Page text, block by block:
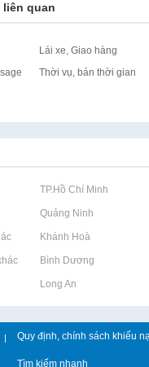
liên quan
Lái xe, Giao hàng
Thời vụ, bán thời gian
vặt tại TP.Hồ Chí Minh Rao
vặt tại Quảng Ninh Rao
vặt tại Khánh Hoà Rao
vặt tại Bình Dương Rao
vặt tại Long An Rao
| Quy định, chính sách khiếu
Tìm kiếm nhanh